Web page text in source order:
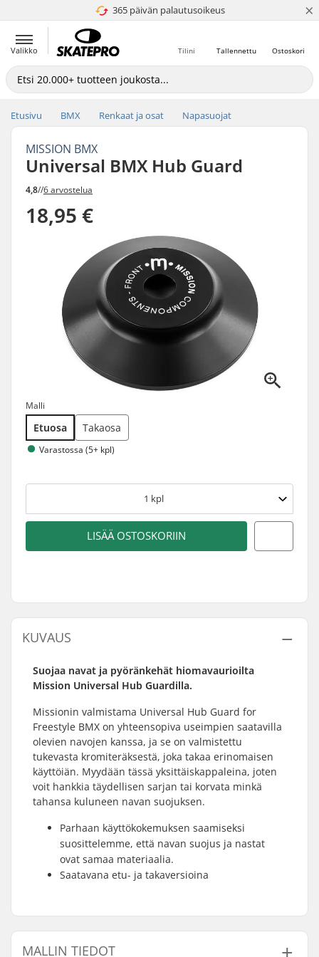
365 päivän palautusoikeus
4.8 / 5 ×
Valikko Ostoskori
Tallennettu
Tilini
Etusivu BMX Renkaat ja osat Napasuojat
MISSION BMX
Universal BMX Hub Guard
4,8//6 arvostelua
18,95 €
Malli
Etuosa Takaosa
Varastossa (5+ kpl)
1 kpl
LISÄÄ OSTOSKORIIN
KUVAUS
Suojaa navat ja pyöränkehät hiomavaurioilta
Mission Universal Hub Guardilla.
Missionin valmistama Universal Hub Guard for
Freestyle BMX on yhteensopiva useimpien saatavilla
olevien navojen kanssa, ja se on valmistettu
tukevasta kromiteräksestä, joka takaa erinomaisen
käyttöiän. Myydään tässä yksittäiskappaleina, joten
voit hankkia täydellisen sarjan tai korvata minkä
tahansa kuluneen navan suojuksen.
Parhaan käyttökokemuksen saamiseksi
suosittelemme, että navan suojus ja nastat
ovat samaa materiaalia.
Saatavana etu- ja takaversioina
MALLIN TIEDOT